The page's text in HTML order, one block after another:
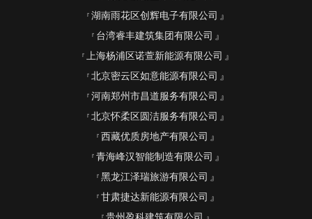
湖南雨花区创辉电子有限公司
台湾睿丰建筑集团有限公司
上海杨浦区诺萱新能源有限公司
北京密云区如意能源有限公司
河南郑州市昌道服务有限公司
北京怀柔区圆洁服务有限公司
西藏优质房地产有限公司
青海峰汉智能制造有限公司
黑龙江泽瑞旅游有限公司
甘肃捷达新能源有限公司